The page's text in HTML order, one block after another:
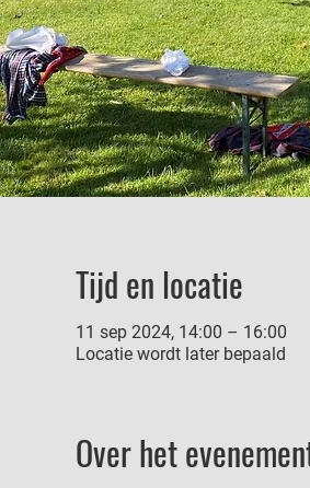
Tijd en locatie
11 sep 2024, 14:00 – 16:00
Locatie wordt later bepaald
Over het